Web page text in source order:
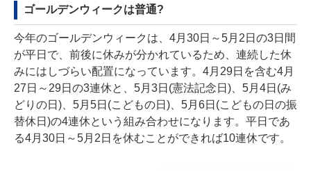
ゴールデンウィークは普通?
今年のゴールデンウィークは、4月30日～5月2日の3日間
が平日で、前後に休みが分かれているため、連続した休
みにはしづらい配置になっています。4月29日を含む4月
27日～29日の3連休と、5月3日(憲法記念日)、5月4日(み
どりの日)、5月5日(こどもの日)、5月6日(こどもの日の振
替休日)の4連休という組み合わせになります。平日であ
る4月30日～5月2日を休むことができれば10連休です。